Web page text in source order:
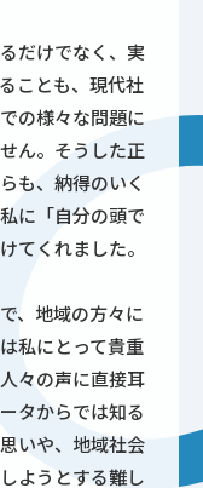
だけでなく、実
ことも、現代社
の様々な問題に
ん。そうした正
も、納得のいく
に「自分の頭で
てくれました。
、地域の方々に
私にとって貴重
々の声に直接耳
タからでは知る
いや、地域社会
ようとする難し